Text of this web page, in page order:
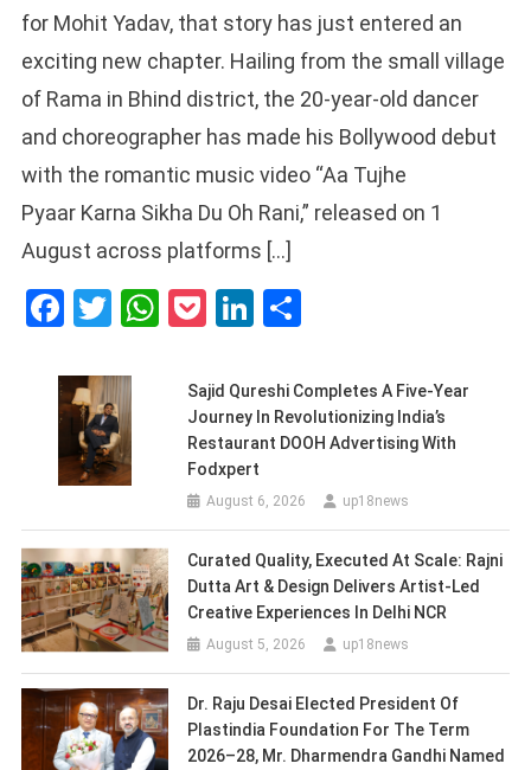
for Mohit Yadav, that story has just entered an
exciting new chapter. Hailing from the small village
of Rama in Bhind district, the 20-year-old dancer
and choreographer has made his Bollywood debut
with the romantic music video “Aa Tujhe
Pyaar Karna Sikha Du Oh Rani,” released on 1
August across platforms […]
Facebook
Twitter
WhatsApp
PocketLinkedIn
Sajid Qureshi Completes A Five-Year
Journey In Revolutionizing India’s
Restaurant DOOH Advertising With
Fodxpert
August 6, 2026 up18news
Curated Quality, Executed At Scale: Rajni
Dutta Art & Design Delivers Artist-Led
Creative Experiences In Delhi NCR
August 5, 2026 up18news
Dr. Raju Desai Elected President Of
Plastindia Foundation For The Term
2026–28, Mr. Dharmendra Gandhi Named